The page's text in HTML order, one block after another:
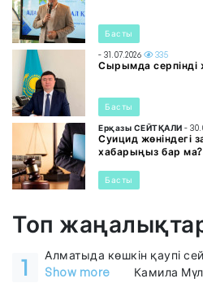
Басты
- 31.07.2026 335
Сырымда серпінді
Басты
Ерқазы СЕЙТҚАЛИ -
Суицид жөніндегі
хабарыңыз бар ма?
Басты
Топ
1
Алматыда көшкін қаупі
Show more
Камила